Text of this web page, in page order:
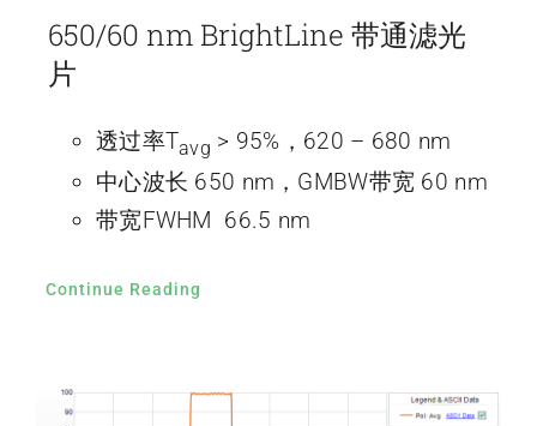
650/60 nm BrightLine 带通滤光
片
透过率Tavg > 95%，620 – 680 nm
中心波长 650 nm，GMBW带宽 60 nm
带宽FWHM 66.5 nm
Continue Reading